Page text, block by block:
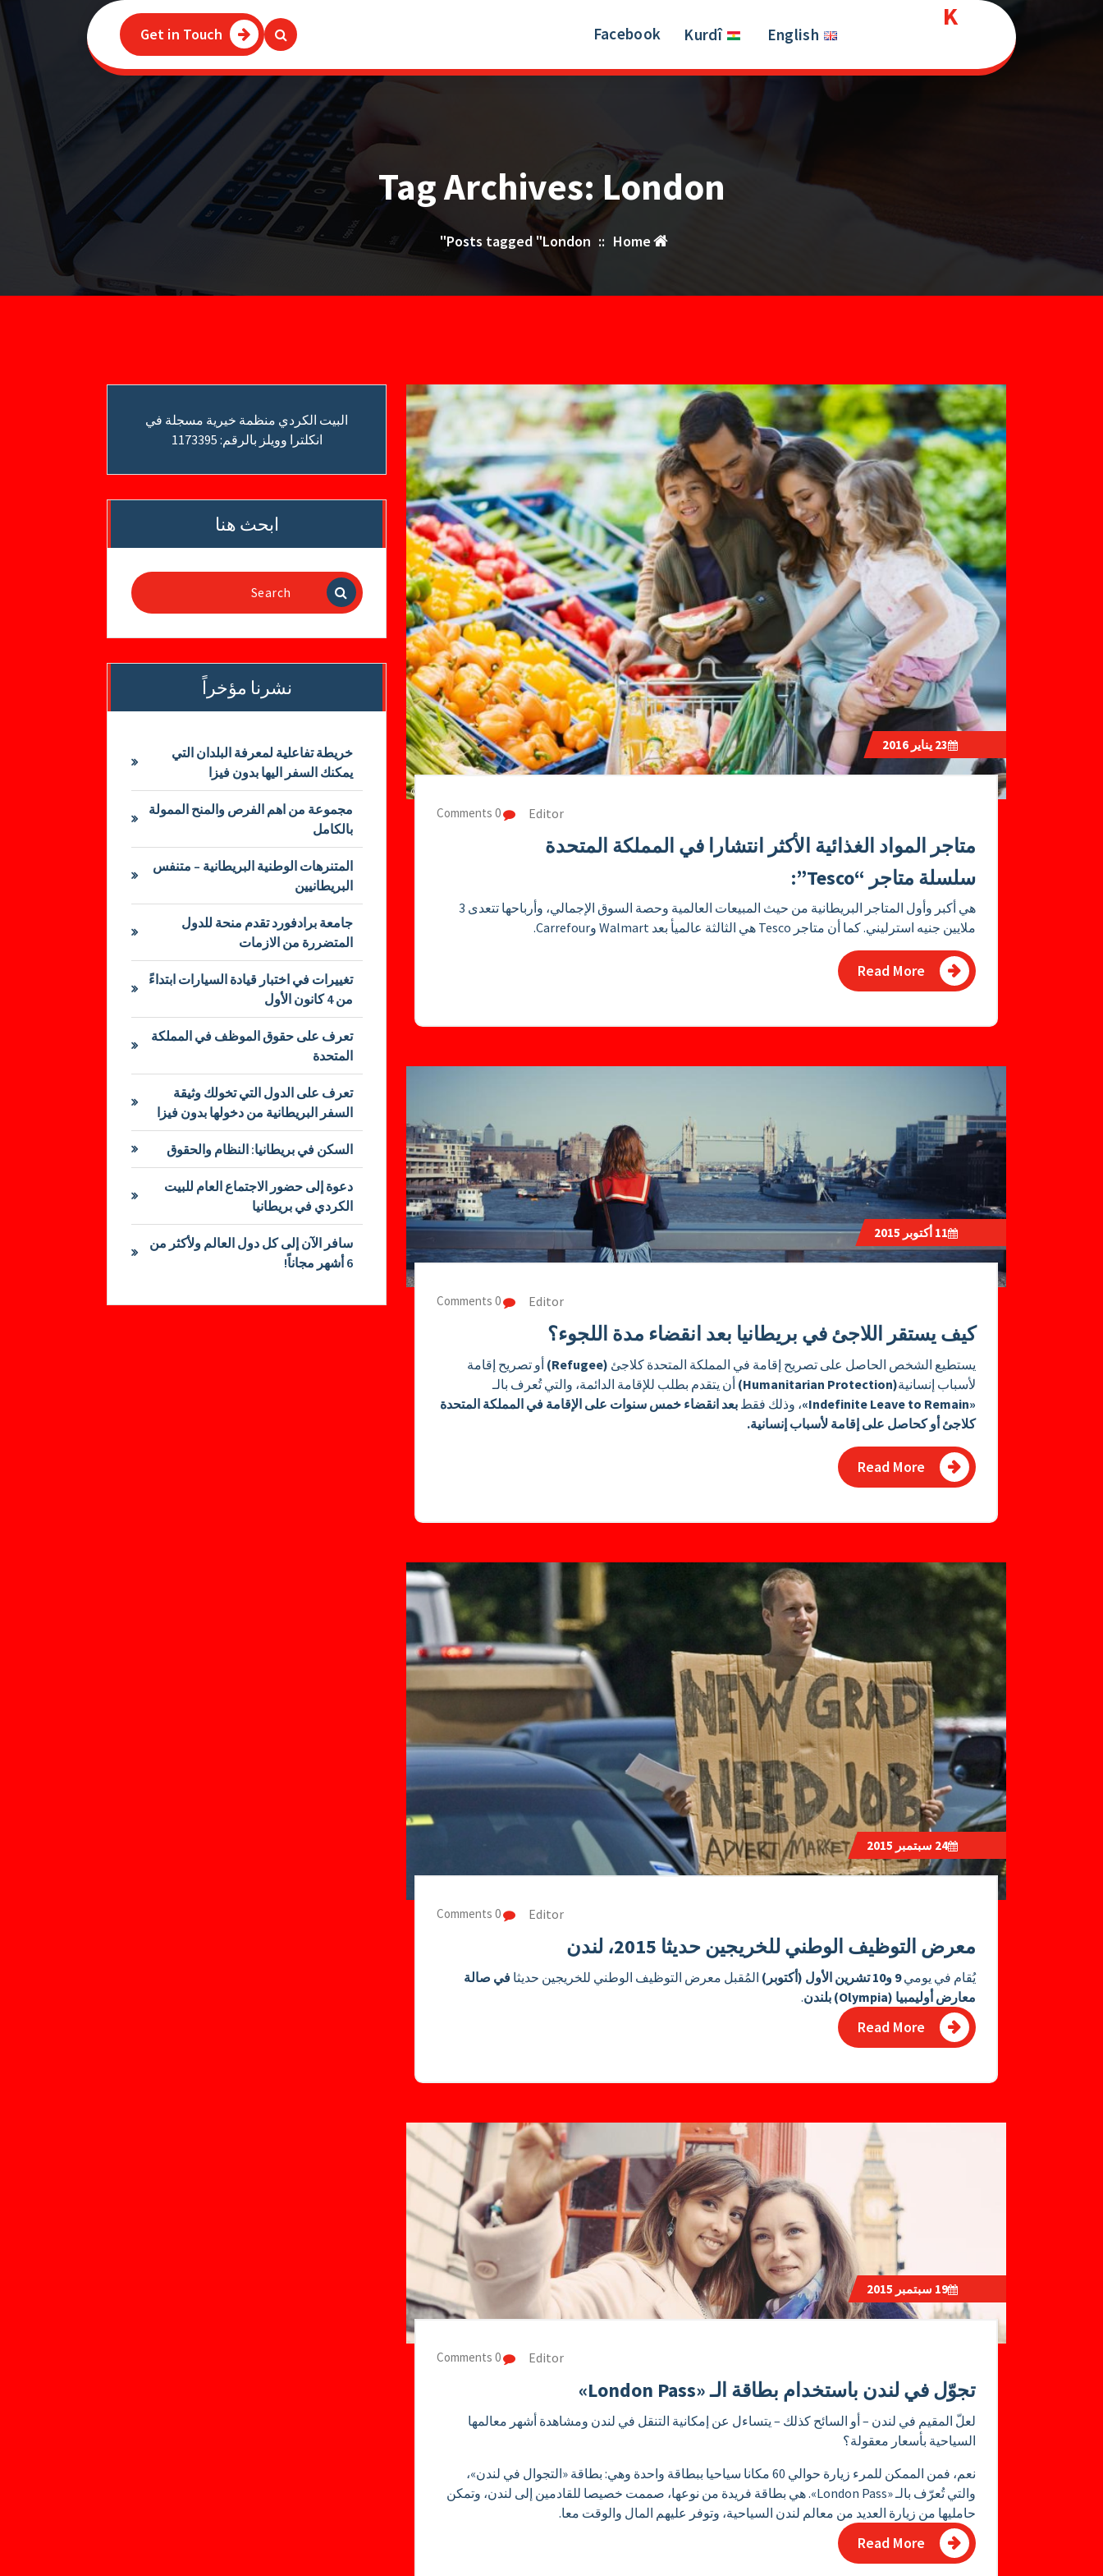
Kurds
English
Kurdî
Facebook
Get in Touch
Tag Archives: London
Home
::
Posts tagged "London"
23 يناير 2016
Editor
0 Comments
متاجر المواد الغذائية الأكثر انتشارا في المملكة المتحدة
سلسلة متاجر “Tesco”:
هي أكبر وأول المتاجر البريطانية من حيث المبيعات العالمية وحصة السوق الإجمالي، وأرباحها تتعدى 3
ملايين جنيه استرليني. كما أن متاجر Tesco هي الثالثة عالميأ بعد Walmart وCarrefour.
Read More
11 أكتوبر 2015
Editor
0 Comments
كيف يستقر اللاجئ في بريطانيا بعد انقضاء مدة اللجوء؟
يستطيع الشخص الحاصل على تصريح إقامة في المملكة المتحدة كلاجئ (Refugee)
أو تصريح إقامة
لأسباب إنسانية(Humanitarian Protection)
أن يتقدم بطلب للإقامة الدائمة، والتي تُعرف بالـ
«Indefinite Leave to Remain»
، وذلك فقط بعد انقضاء خمس سنوات على الإقامة في المملكة المتحدة
كلاجئ أو كحاصل على إقامة لأسباب إنسانية.
Read More
24 سبتمبر 2015
Editor
0 Comments
معرض التوظيف الوطني للخريجين حديثا 2015، لندن
يُقام في يومي9 و10 تشرين الأول (أكتوبر) المُقبل معرض التوظيف الوطني للخريجين حديثا في صالة
معارض أوليمبيا (Olympia) بلندن
.
Read More
19 سبتمبر 2015
Editor
0 Comments
تجوّل في لندن باستخدام بطاقة الـ «London Pass»
لعلّ المقيم في لندن – أو السائح كذلك – يتساءل عن إمكانية التنقل في لندن ومشاهدة أشهر معالمها
السياحية بأسعار معقولة؟
نعم، فمن الممكن للمرء زيارة حوالي 60 مكانا سياحيا ببطاقة واحدة وهي: بطاقة «التجوال في لندن»،
والتي تُعرّف بالـ «London Pass». هي بطاقة فريدة من نوعها، صممت خصيصا للقادمين إلى لندن، وتمكن
حامليها من زيارة العديد من معالم لندن السياحية، وتوفر عليهم المال والوقت معا.
Read More
البيت الكردي منظمة خيرية مسجلة في
انكلترا وويلز بالرقم: 1173395
ابحث هنا
Search
for:
نشرنا مؤخراً
خريطة تفاعلية لمعرفة البلدان التي
يمكنك السفر اليها بدون فيزا
مجموعة من اهم الفرص والمنح الممولة
بالكامل
المتنرهات الوطنية البريطانية – متنفس
البريطانيين
جامعة برادفورد تقدم منحة للدول
المتضررة من الازمات
تغييرات في اختبار قيادة السيارات ابتداءً
من 4 كانون الأول
تعرف على حقوق الموظف في المملكة
المتحدة
تعرف على الدول التي تخولك وثيقة
السفر البريطانية من دخولها بدون فيزا
السكن في بريطانيا: النظام والحقوق
دعوة إلى حضور الاجتماع العام للبيت
الكردي في بريطانيا
سافر الآن إلى كل دول العالم ولأكثر من
6 أشهر مجاناً!